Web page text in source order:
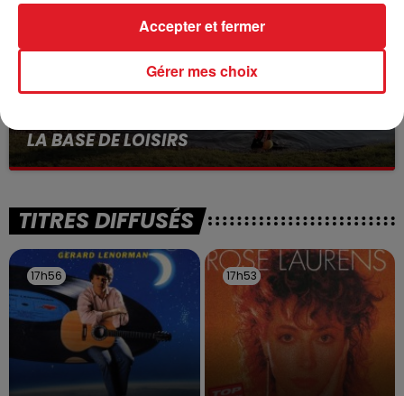
LA BASE DE LOISIRS
La victime a coulé à pic
TITRES DIFFUSÉS
17h56
17h56 17h53
17h53
Gérer mes choix
Accepter et fermer